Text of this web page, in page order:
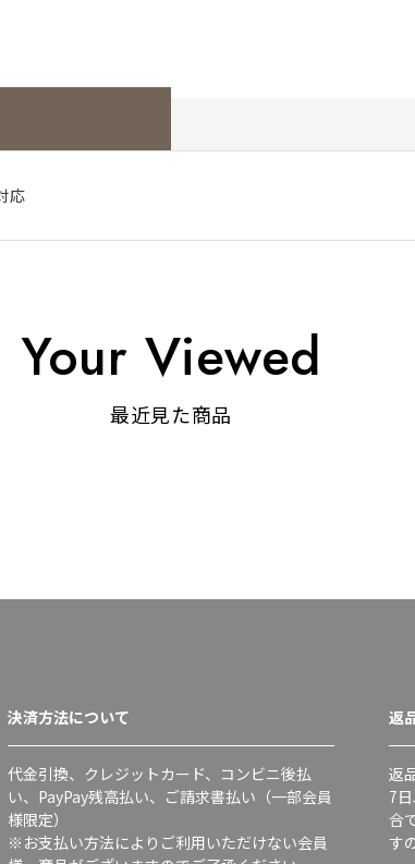
応
Your Viewed
最近見た商品
決済方法について
代金引換、クレジットカード、コンビニ後払
い、PayPay残高払い、ご請求書払い（一部会員
様限定）
※お支払い方法によりご利用いただけない会員
返
返
7
合
す